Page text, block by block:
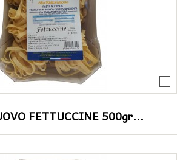
FETTUCCINE 500gr...